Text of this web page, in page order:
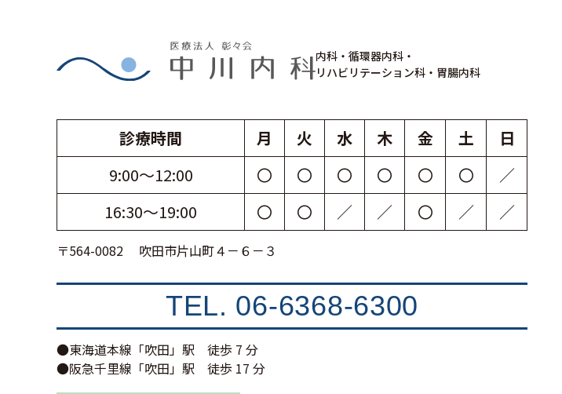
内科・循環器内科・
リハビリテーション科・胃腸内科
診療時間 月 火 水 木 金 土
日
9:00〜12:00
〇 〇 〇 〇 〇 〇
／
16:30〜19:00
〇 〇 ／ ／ 〇 ／ ／
〒564-0082 吹田市片山町４－６－３
TEL. 06-6368-6300
●東海道本線「吹田」駅 徒歩 7 分
●阪急千里線「吹田」駅 徒歩 17 分